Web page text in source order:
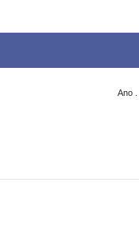
Ano